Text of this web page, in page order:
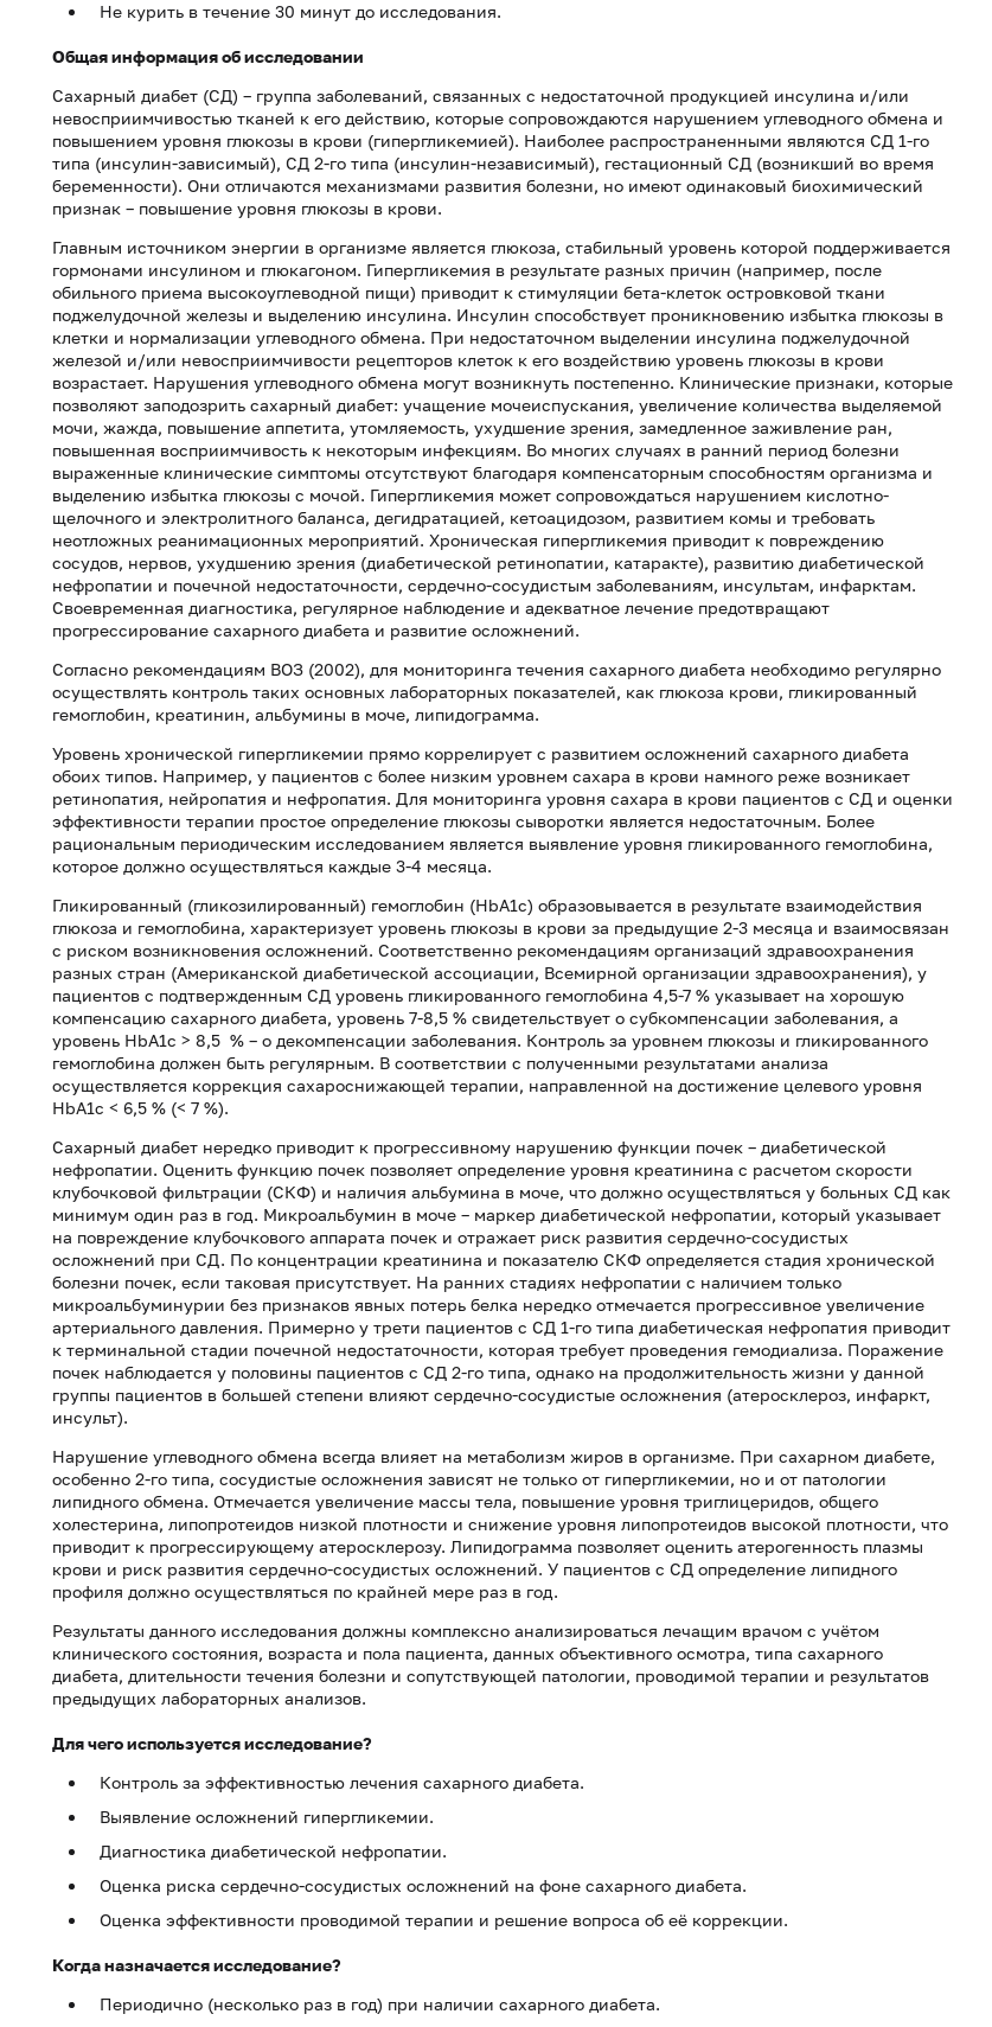
Не курить в течение 30 минут до исследования.
Общая информация об исследовании
Сахарный диабет (СД) – группа заболеваний, связанных с недостаточной продукцией инсулина и/или
невосприимчивостью тканей к его действию, которые сопровождаются нарушением углеводного обмена и
повышением уровня глюкозы в крови (гипергликемией). Наиболее распространенными являются СД 1-го
типа (инсулин-зависимый), СД 2-го типа (инсулин-независимый), гестационный СД (возникший во время
беременности). Они отличаются механизмами развития болезни, но имеют одинаковый биохимический
признак – повышение уровня глюкозы в крови.
Главным источником энергии в организме является глюкоза, стабильный уровень которой поддерживается
гормонами инсулином и глюкагоном. Гипергликемия в результате разных причин (например, после
обильного приема высокоуглеводной пищи) приводит к стимуляции бета-клеток островковой ткани
поджелудочной железы и выделению инсулина. Инсулин способствует проникновению избытка глюкозы в
клетки и нормализации углеводного обмена. При недостаточном выделении инсулина поджелудочной
железой и/или невосприимчивости рецепторов клеток к его воздействию уровень глюкозы в крови
возрастает. Нарушения углеводного обмена могут возникнуть постепенно. Клинические признаки, которые
позволяют заподозрить сахарный диабет: учащение мочеиспускания, увеличение количества выделяемой
мочи, жажда, повышение аппетита, утомляемость, ухудшение зрения, замедленное заживление ран,
повышенная восприимчивость к некоторым инфекциям. Во многих случаях в ранний период болезни
выраженные клинические симптомы отсутствуют благодаря компенсаторным способностям организма и
выделению избытка глюкозы с мочой. Гипергликемия может сопровождаться нарушением кислотно-
щелочного и электролитного баланса, дегидратацией, кетоацидозом, развитием комы и требовать
неотложных реанимационных мероприятий. Хроническая гипергликемия приводит к повреждению
сосудов, нервов, ухудшению зрения (диабетической ретинопатии, катаракте), развитию диабетической
нефропатии и почечной недостаточности, сердечно-сосудистым заболеваниям, инсультам, инфарктам.
Своевременная диагностика, регулярное наблюдение и адекватное лечение предотвращают
прогрессирование сахарного диабета и развитие осложнений.
Согласно рекомендациям ВОЗ (2002), для мониторинга течения сахарного диабета необходимо регулярно
осуществлять контроль таких основных лабораторных показателей, как глюкоза крови, гликированный
гемоглобин, креатинин, альбумины в моче, липидограмма.
Уровень хронической гипергликемии прямо коррелирует с развитием осложнений сахарного диабета
обоих типов. Например, у пациентов с более низким уровнем сахара в крови намного реже возникает
ретинопатия, нейропатия и нефропатия. Для мониторинга уровня сахара в крови пациентов с СД и оценки
эффективности терапии простое определение глюкозы сыворотки является недостаточным. Более
рациональным периодическим исследованием является выявление уровня гликированного гемоглобина,
которое должно осуществляться каждые 3-4 месяца.
Гликированный (гликозилированный) гемоглобин (HbA1c) образовывается в результате взаимодействия
глюкоза и гемоглобина, характеризует уровень глюкозы в крови за предыдущие 2-3 месяца и взаимосвязан
с риском возникновения осложнений. Соответственно рекомендациям организаций здравоохранения
разных стран (Американской диабетической ассоциации, Всемирной организации здравоохранения), у
пациентов с подтвержденным СД уровень гликированного гемоглобина 4,5-7 % указывает на хорошую
компенсацию сахарного диабета, уровень 7-8,5 % свидетельствует о субкомпенсации заболевания, а
уровень HbA1c > 8,5 % – о декомпенсации заболевания. Контроль за уровнем глюкозы и гликированного
гемоглобина должен быть регулярным. В соответствии с полученными результатами анализа
осуществляется коррекция сахароснижающей терапии, направленной на достижение целевого уровня
HbA1c < 6,5 % (< 7 %).
Сахарный диабет нередко приводит к прогрессивному нарушению функции почек – диабетической
нефропатии. Оценить функцию почек позволяет определение уровня креатинина с расчетом скорости
клубочковой фильтрации (СКФ) и наличия альбумина в моче, что должно осуществляться у больных СД как
минимум один раз в год. Микроальбумин в моче – маркер диабетической нефропатии, который указывает
на повреждение клубочкового аппарата почек и отражает риск развития сердечно-сосудистых
осложнений при СД. По концентрации креатинина и показателю СКФ определяется стадия хронической
болезни почек, если таковая присутствует. На ранних стадиях нефропатии с наличием только
микроальбуминурии без признаков явных потерь белка нередко отмечается прогрессивное увеличение
артериального давления. Примерно у трети пациентов с СД 1-го типа диабетическая нефропатия приводит
к терминальной стадии почечной недостаточности, которая требует проведения гемодиализа. Поражение
почек наблюдается у половины пациентов с СД 2-го типа, однако на продолжительность жизни у данной
группы пациентов в большей степени влияют сердечно-сосудистые осложнения (атеросклероз, инфаркт,
инсульт).
Нарушение углеводного обмена всегда влияет на метаболизм жиров в организме. При сахарном диабете,
особенно 2-го типа, сосудистые осложнения зависят не только от гипергликемии, но и от патологии
липидного обмена. Отмечается увеличение массы тела, повышение уровня триглицеридов, общего
холестерина, липопротеидов низкой плотности и снижение уровня липопротеидов высокой плотности, что
приводит к прогрессирующему атеросклерозу. Липидограмма позволяет оценить атерогенность плазмы
крови и риск развития сердечно-сосудистых осложнений. У пациентов с СД определение липидного
профиля должно осуществляться по крайней мере раз в год.
Результаты данного исследования должны комплексно анализироваться лечащим врачом с учётом
клинического состояния, возраста и пола пациента, данных объективного осмотра, типа сахарного
диабета, длительности течения болезни и сопутствующей патологии, проводимой терапии и результатов
предыдущих лабораторных анализов.
Для чего используется исследование?
Контроль за эффективностью лечения сахарного диабета.
Выявление осложнений гипергликемии.
Диагностика диабетической нефропатии.
Оценка риска сердечно-сосудистых осложнений на фоне сахарного диабета.
Оценка эффективности проводимой терапии и решение вопроса об её коррекции.
Когда назначается исследование?
Периодично (несколько раз в год) при наличии сахарного диабета.